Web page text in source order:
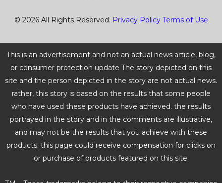
© 2026 All Rights Reserved. Privacy Policy Terms of Use
This is an advertisement and not an actual news article, blog,
or consumer protection update The story depicted on this
site and the person depicted in the story are not actual news.
rather, this story is based on the results that some people
who have used these products have achieved. the results
portrayed in the story and in the comments are illustrative,
and may not be the results that you achieve with these
products. this page could receive compensation for clicks on
or purchase of products featured on this site.